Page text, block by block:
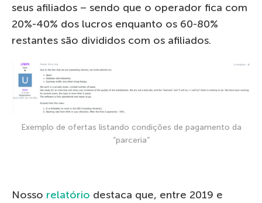
seus afiliados – sendo que o operador fica com
20%-40% dos lucros enquanto os 60-80%
restantes são divididos com os afiliados.
Exemplo de ofertas listando condições de pagamento da
“parceria”
Nosso relatório destaca que, entre 2019 e